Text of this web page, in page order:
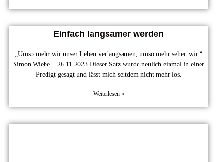
Einfach langsamer werden
„Umso mehr wir unser Leben verlangsamen, umso mehr sehen wir.“
Simon Wiebe – 26.11.2023 Dieser Satz wurde neulich einmal in einer
Predigt gesagt und lässt mich seitdem nicht mehr los.
Weiterlesen »